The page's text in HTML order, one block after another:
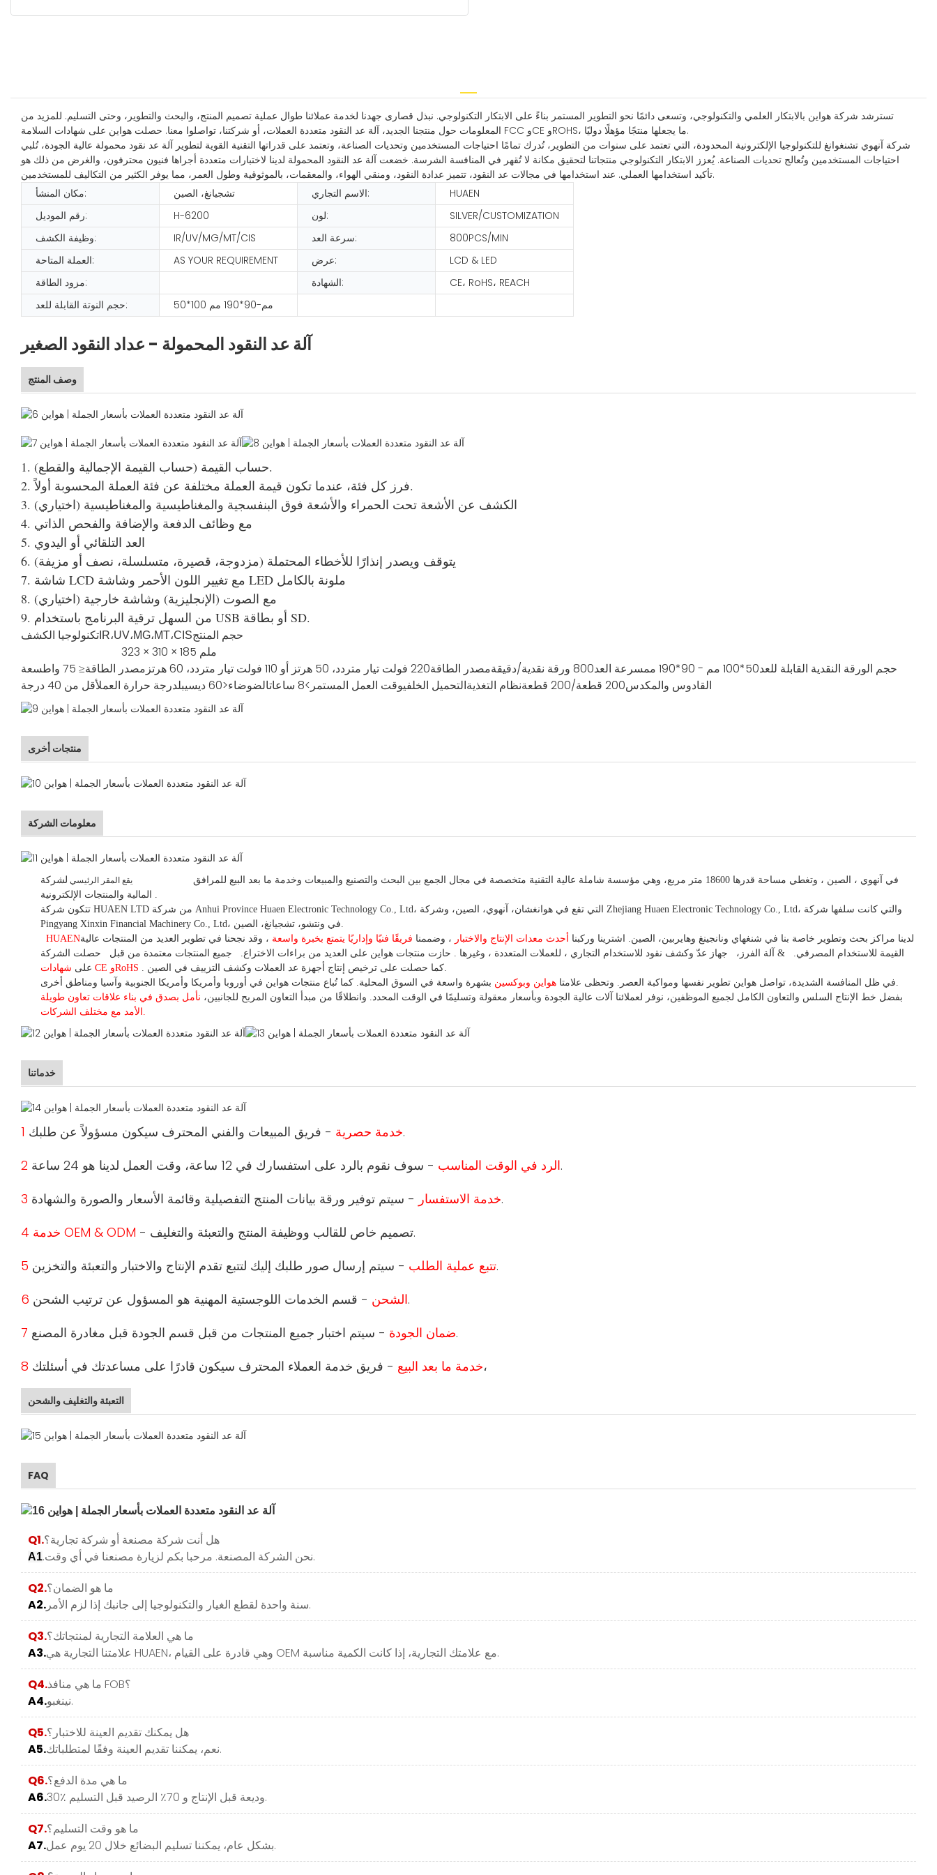
تسترشد شركة هواين بالابتكار العلمي والتكنولوجي، وتسعى دائمًا نحو التطوير المستمر بناءً على الابتكار التكنولوجي. نبذل قصارى جهدنا لخدمة عملائنا طوال عملية تصميم المنتج، والبحث والتطوير، وحتى التسليم. للمزيد من
المعلومات حول منتجنا الجديد، آلة عد النقود متعددة العملات، أو شركتنا، تواصلوا معنا. حصلت هواين على شهادات السلامة FCC وCE وROHS، ما يجعلها منتجًا مؤهلًا دوليًا.
شركة آنهوي تشنغوانغ للتكنولوجيا الإلكترونية المحدودة، التي تعتمد على سنوات من التطوير، تُدرك تمامًا احتياجات المستخدمين وتحديات الصناعة، وتعتمد على قدراتها التقنية القوية لتطوير آلة عد نقود محمولة عالية الجودة، تُلبي
احتياجات المستخدمين وتُعالج تحديات الصناعة. يُعزز الابتكار التكنولوجي منتجاتنا لتحقيق مكانة لا تُقهر في المنافسة الشرسة. خضعت آلة عد النقود المحمولة لدينا لاختبارات متعددة أجراها فنيون محترفون، والغرض من ذلك هو
تأكيد استخدامها العملي. عند استخدامها في مجالات عد النقود، تتميز عدادة النقود، ومنقي الهواء، والمعقمات، بالموثوقية وطول العمر، مما يوفر الكثير من التكاليف للمستخدمين.
مكان المنشأ:
تشجيانغ، الصين الاسم التجاري:
HUAEN
رقم الموديل:
H-6200 لون:
SILVER/CUSTOMIZATION
وظيفة الكشف:
IR/UV/MG/MT/CIS سرعة العد:
800PCS/MIN
العملة المتاحة:
AS YOUR REQUIREMENT عرض:
LCD & LED
مزود الطاقة:
الشهادة:
CE، RoHS، REACH
حجم النوتة القابلة للعد:
50*100 مم-90*190 مم
آلة عد النقود المحمولة - عداد النقود الصغير
وصف المنتج
1. حساب القيمة (حساب القيمة الإجمالية والقطع).
2. فرز كل فئة، عندما تكون قيمة العملة مختلفة عن فئة العملة المحسوبة أولاً.
3. الكشف عن الأشعة تحت الحمراء والأشعة فوق البنفسجية والمغناطيسية والمغناطيسية (اختياري)
4. مع وظائف الدفعة والإضافة والفحص الذاتي
5. العد التلقائي أو اليدوي
6. يتوقف ويصدر إنذارًا للأخطاء المحتملة (مزدوجة، قصيرة، متسلسلة، نصف أو مزيفة)
7. شاشة LCD مع تغيير اللون الأحمر وشاشة LED ملونة بالكامل
8. مع الصوت (الإنجليزية) وشاشة خارجية (اختياري)
9. من السهل ترقية البرنامج باستخدام USB أو بطاقة SD.
تكنولوجيا الكشف IR،UV،MG،MT،CISحجم المنتج
323 × 310 × 185 ملم
حجم الورقة النقدية القابلة للعد50*100 مم - 90*190 مم سرعة العد800 ورقة نقدية/دقيقة مصدر الطاقة220 فولت تيار متردد، 50 هرتز أو 110 فولت تيار متردد، 60 هرتز مصدر الطاقة≤ 75 واط
سعة
القادوس والمكدس200 قطعة/200 قطعة نظام التغذيةالتحميل الخلفيوقت العمل المستمر >8 ساعات الضوضاء<60 ديسيبل درجة حرارة العملأقل من 40 درجة
منتجات أخرى
معلومات الشركة
يقع المقر الرئيسي في آنهوي ، الصين ، وتغطي مساحة قدرها 18600 متر مربع، وهي
مؤسسة شاملة عالية التقنية متخصصة في مجال الجمع بين البحث والتصنيع والمبيعات وخدمة ما بعد البيع للمرافق
تتكون شركة HUAEN LTD من شركة Anhui Province Huaen Electronic Technology Co., Ltd، التي تقع في هوانغشان، آنهوي، الصين، وشركة Zhejiang Huaen Electronic Technology Co., Ltd، والتي كانت سلفها شركة
HUAEN
لدينا مراكز بحث وتطوير خاصة بنا في شنغهاي ونانجينغ وهايربين، الصين. اشترينا وركبنا أحدث معدات الإنتاج والاختبار ، وضممنا فريقًا فنيًا وإداريًا يتمتع بخبرة واسعة ، وقد نجحنا في تطوير
العديد من المنتجات عالية
القيمة للاستخدام
المصرفي. & آلة الفرز، جهاز عدّ وكشف نقود للاستخدام التجاري ، للعملات المتعددة ، وغيرها . حازت منتجات هواين على العديد من براءات الاختراع. جميع المنتجات معتمدة من قبل
حصلت الشركة
على
شهادات CE وRoHS
في ظل المنافسة الشديدة، تواصل هواين تطوير نفسها ومواكبة العصر. وتحظى علامتا هواين وبوكسين بشهرة واسعة في السوق المحلية. كما
بفضل خط الإنتاج السلس والتعاون الكامل لجميع الموظفين، نوفر لعملائنا آلات عالية الجودة وبأسعار معقولة وتسليمًا في الوقت المحدد. وانطلاقًا من مبدأ التعاون المربح للجانبين، نأمل بصدق في بناء علاقات تعاون طويلة
خدماتنا
1 خدمة حصرية- فريق المبيعات والفني المحترف سيكون مسؤولاً عن طلبك.
2 الرد في الوقت المناسب- سوف نقوم بالرد على استفسارك في 12 ساعة، وقت العمل لدينا هو 24 ساعة.
3 خدمة الاستفسار- سيتم توفير ورقة بيانات المنتج التفصيلية وقائمة الأسعار والصورة والشهادة.
4 خدمة OEM & ODM
- تصميم خاص للقالب ووظيفة المنتج والتعبئة والتغليف.
5 تتبع عملية الطلب- سيتم إرسال صور طلبك إليك لتتبع تقدم الإنتاج والاختبار والتعبئة والتخزين.
6 الشحن- قسم الخدمات اللوجستية المهنية هو المسؤول عن ترتيب الشحن.
7 ضمان الجودة- سيتم اختبار جميع المنتجات من قبل قسم الجودة قبل مغادرة المصنع.
8 خدمة ما بعد البيع- فريق خدمة العملاء المحترف سيكون قادرًا على مساعدتك في أسئلتك،
التعبئة والتغليف والشحن
FAQ
Q1.هل أنت شركة مصنعة أو شركة تجارية؟
A1
.نحن الشركة المصنعة. مرحبا بكم لزيارة مصنعنا في أي وقت.
Q2.ما هو الضمان؟
A2.
سنة واحدة لقطع الغيار والتكنولوجيا إلى جانبك إذا لزم الأمر.
Q3.ما هي العلامة التجارية لمنتجاتك؟
A3.
علامتنا التجارية هي HUAEN، وهي قادرة على القيام OEM مع علامتك التجارية، إذا كانت الكمية مناسبة.
Q4.
ما هي منافذ FOB؟
A4.
نينغبو.
Q5.هل يمكنك تقديم العينة للاختبار؟
A5.
نعم، يمكننا تقديم العينة وفقًا لمتطلباتك.
Q6.ما هي مدة الدفع؟
A6.
30٪ وديعة قبل الإنتاج و 70٪ الرصيد قبل التسليم.
Q7.ما هو وقت التسليم؟
A7.
بشكل عام، يمكننا تسليم البضائع خلال 20 يوم عمل.